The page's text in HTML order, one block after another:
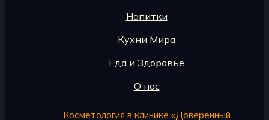
Напитки
Кухни Мира
Еда и Здоровье
О нас
Косметология в клинике «Доверенный